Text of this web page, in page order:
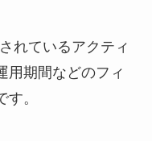
れているアクティ
用期間などのフィ
。